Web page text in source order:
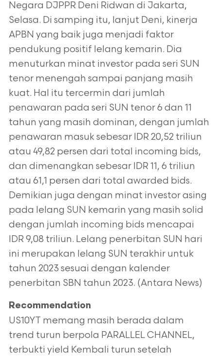
Negara DJPPR Deni Ridwan di Jakarta,
Selasa. Di samping itu, lanjut Deni, kinerja
APBN yang baik juga menjadi faktor
pendukung positif lelang kemarin. Dia
menuturkan minat investor pada seri SUN
tenor menengah sampai panjang masih
kuat. Hal itu tercermin dari jumlah
penawaran pada seri SUN tenor 6 dan 11
tahun yang masih dominan, dengan jumlah
penawaran masuk sebesar IDR 20,52 triliun
atau 49,82 persen dari total incoming bids,
dan dimenangkan sebesar IDR 11, 6 triliun
atau 61,1 persen dari total awarded bids.
Demikian juga dengan minat investor asing
pada lelang SUN kemarin yang masih solid
dengan jumlah incoming bids mencapai
IDR 9,08 triliun. Lelang penerbitan SUN hari
ini merupakan lelang SUN terakhir untuk
tahun 2023 sesuai dengan kalender
penerbitan SBN tahun 2023. (Antara News)
Recommendation
US10YT memang masih berada dalam
trend turun berpola PARALLEL CHANNEL,
terbukti yield Kembali turun setelah